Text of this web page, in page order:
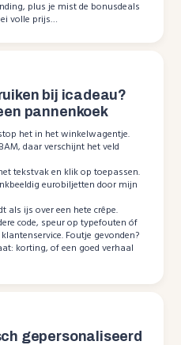
plus je mist de bonusdeals
volle prijs…
bij icadeau?
pannenkoek
het in het winkelwagentje.
daar verschijnt het veld
tekstvak en klik op toepassen.
eurobiljetten door mijn
als ijs over een hete crêpe.
code, speur op typefouten óf
Foutje gevonden?
korting, of een goed verhaal
gepersonaliseerd